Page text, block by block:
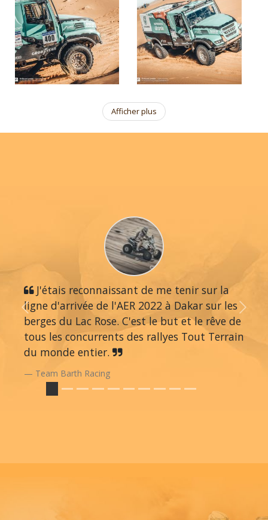
Afficher plus
J'étais reconnaissant de me tenir sur la
ligne d'arrivée de l'AER 2022 à Dakar sur les
berges du Lac Rose. C'est le but et le rêve de
tous les concurrents des rallyes Tout Terrain
du monde entier.
Team Barth Racing
Previous Next